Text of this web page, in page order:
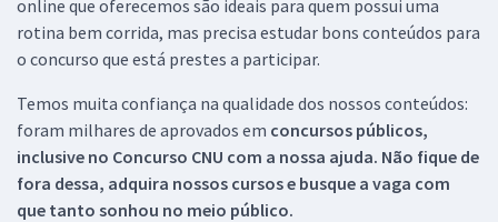
online que oferecemos são ideais para quem possui uma
rotina bem corrida, mas precisa estudar bons conteúdos para
o concurso que está prestes a participar.
Temos muita confiança na qualidade dos nossos conteúdos:
foram milhares de aprovados em concursos públicos,
inclusive no Concurso CNU com a nossa ajuda. Não fique de
fora dessa, adquira nossos cursos e busque a vaga com
que tanto sonhou no meio público.